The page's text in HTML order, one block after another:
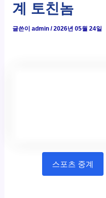
계 토친놈
글쓴이admin/2026년 05월 24일
스포츠 중계